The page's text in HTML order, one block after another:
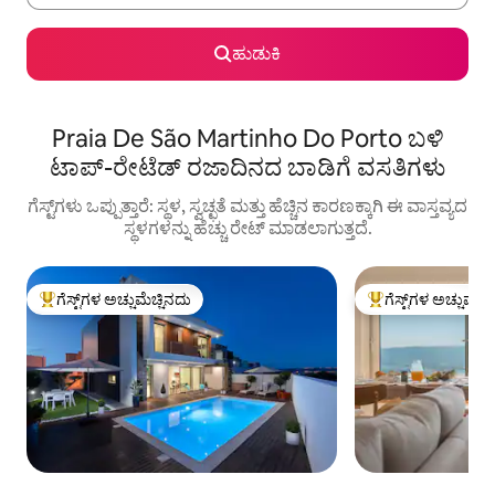
ಹುಡುಕಿ
Praia De São Martinho Do Porto ಬಳಿ
ಟಾಪ್-ರೇಟೆಡ್ ರಜಾದಿನದ ಬಾಡಿಗೆ ವಸತಿಗಳು
ಗೆಸ್ಟ್‌ಗಳು ಒಪ್ಪುತ್ತಾರೆ: ಸ್ಥಳ, ಸ್ವಚ್ಛತೆ ಮತ್ತು ಹೆಚ್ಚಿನ ಕಾರಣಕ್ಕಾಗಿ ಈ ವಾಸ್ತವ್ಯದ
ಸ್ಥಳಗಳನ್ನು ಹೆಚ್ಚು ರೇಟ್ ಮಾಡಲಾಗುತ್ತದೆ.
ಗೆಸ್ಟ್‌ಗಳಿಗೆ ಅತಿ ಹೆಚ್ಚು ಅಚ್ಚುಮೆಚ್ಚಿನದು
ಗೆಸ್ಟ್‌ಗಳ ಅಚ್ಚುಮೆಚ್ಚಿನದು ಗೆಸ್ಟ್‌ಗಳಿಗೆ ಅತಿ ಹೆಚ್ಚು
ಗೆಸ್ಟ್‌ಗಳ